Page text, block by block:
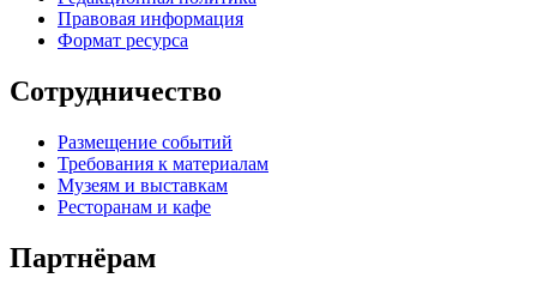
Правовая информация
Формат ресурса
Сотрудничество
Размещение событий
Требования к материалам
Музеям и выставкам
Ресторанам и кафе
Партнёрам